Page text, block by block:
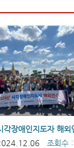
장애인지도자 해외
조회수 :